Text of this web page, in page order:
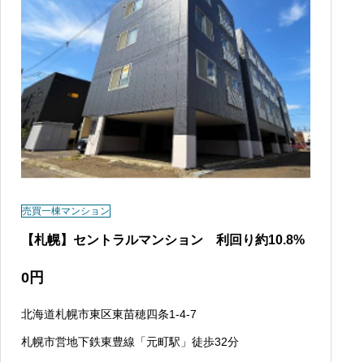
売買一棟マンション
【札幌】セントラルマンション 利回り約10.8%
0 円
北海道札幌市東区東苗穂四条1-4-7
札幌市営地下鉄東豊線「元町駅」徒歩32分